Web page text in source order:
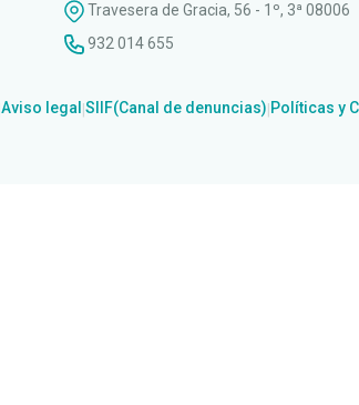
Travesera de Gracia, 56 - 1º, 3ª 08006
932 014 655
|Aviso legal |SIIF(Canal de denuncias) Políticas y